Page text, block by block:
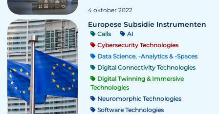
4 oktober 2022
Europese Subsidie Instrumenten
Calls
AI
Cybersecurity Technologies
Data Science, -Analytics & -Spaces
Digital Connectivity Technologies
Digital Twinning & Immersive
Technologies
Neuromorphic Technologies
Software Technologies